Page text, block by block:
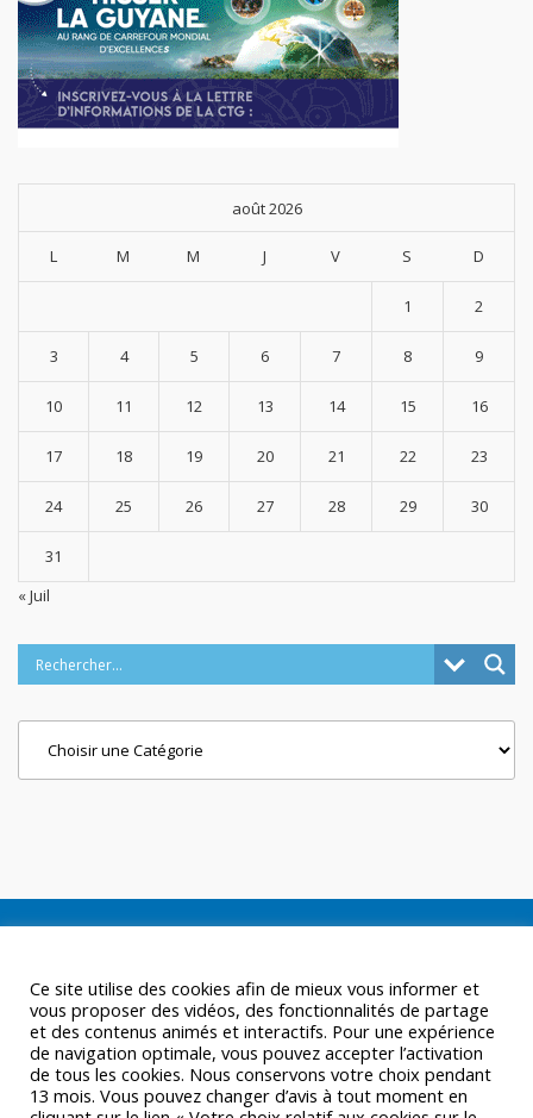
août 2026
L M M J V S D
1 2
3 4 5 6 7 8 9
10 11 12 13 14 15 16
17 18 19 20 21 22 23
24 25 26 27 28 29 30
31
« Juil
Ce site utilise des cookies afin de mieux vous informer et
vous proposer des vidéos, des fonctionnalités de partage
et des contenus animés et interactifs. Pour une expérience
de navigation optimale, vous pouvez accepter l’activation
de tous les cookies. Nous conservons votre choix pendant
13 mois. Vous pouvez changer d’avis à tout moment en